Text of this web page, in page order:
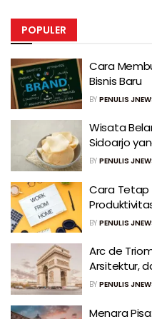
POPULER
Cara
Bisnis Baru
BY PENULIS
Wisata
Sidoarjo
BY PENULIS
Cara Tetap
BY PENULIS
Arc de
Arsitektur,
BY PENULIS
Menara